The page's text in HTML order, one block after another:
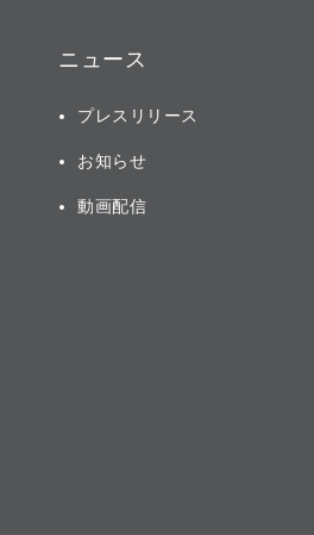
ニュース
プレスリリース
お知らせ
動画配信